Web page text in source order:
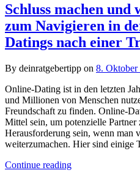
Schluss machen
zum Navigieren in
Datings nach einer
By deinratgebertipp on 8. Oktober
Online-Dating ist in den letzten
und Millionen von Menschen
Freundschaft zu finden. Online-
Mittel sein, um potenzielle Partner
Herausforderung sein, wenn man
weiterzumachen. Hier sind
Continue reading